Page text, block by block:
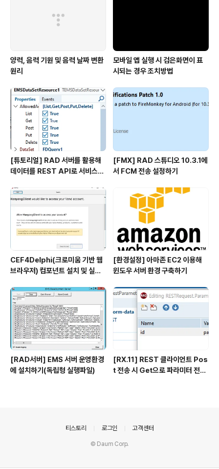
양력, 음력 기원 및 음력 날짜 변환
원리
모바일 앱 실행 시 검은화면이 표
시되는 경우 조치방법
[튜토리얼] RAD 서버를 활용해
데이터를 REST API로 서비스하
[FMX] RAD 스튜디오 10.3.1에
서 FCM 전송 설정하기
CEF4Delphi(크로미움 기반 웹
브라우저) 컴포넌트 설치 및 실행
[환경설정] 아마존 EC2 이용해
윈도우 서버 환경 구축하기
[RAD서버] EMS 서버 운영환경
에 설치하기(독립형 실행파일)
[RX.11] REST 클라이언트 Pos
t 전송 시 Get으로 파라미터 전송
티스토리 로그인 고객센터
© Daum Corp.